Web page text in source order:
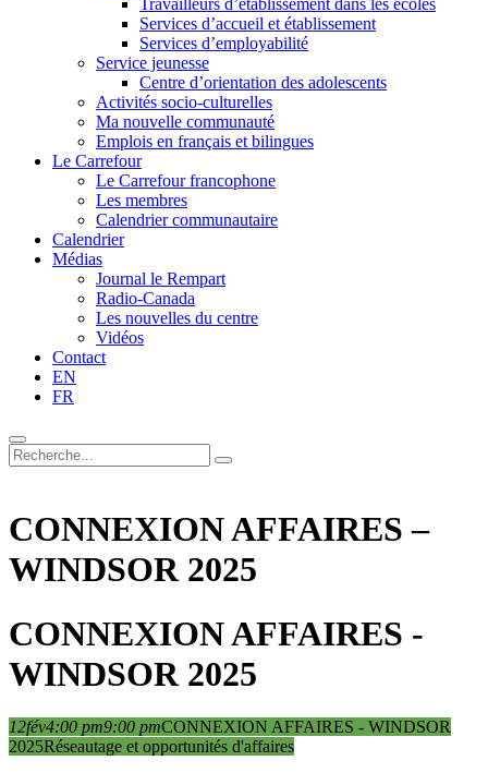
Travailleurs d’établissement dans les écoles
Services d’accueil et établissement
Services d’employabilité
Service jeunesse
Centre d’orientation des adolescents
Activités socio-culturelles
Ma nouvelle communauté
Emplois en français et bilingues
Le Carrefour
Le Carrefour francophone
Les membres
Calendrier communautaire
Calendrier
Médias
Journal le Rempart
Radio-Canada
Les nouvelles du centre
Vidéos
Contact
EN
FR
CONNEXION AFFAIRES –
WINDSOR 2025
CONNEXION AFFAIRES -
WINDSOR 2025
12fév4:00 pm9:00 pmCONNEXION AFFAIRES - WINDSOR
2025Réseautage et opportunités d'affaires